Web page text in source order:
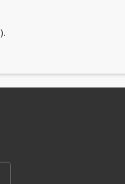
).